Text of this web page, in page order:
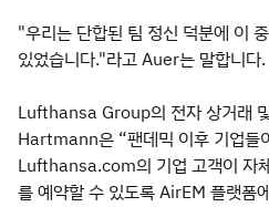
"우리는 단합된 팀 정신 덕분에 이
있었습니다."라고 Auer는 말합니다.
Lufthansa Group의 전자 상거래
Hartmann은 “팬데믹 이후 기업들
Lufthansa.com의 기업 고객이 자
를 예약할 수 있도록 AirEM 플랫폼